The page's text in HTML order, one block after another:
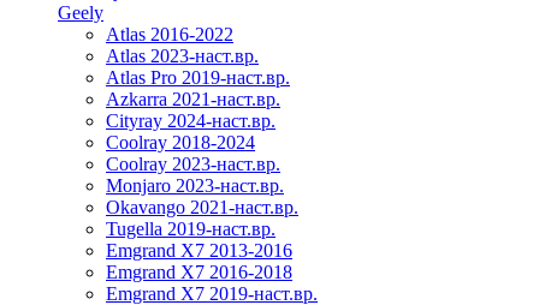
Geely
Atlas 2016-2022
Atlas 2023-наст.вр.
Atlas Pro 2019-наст.вр.
Azkarra 2021-наст.вр.
Cityray 2024-наст.вр.
Coolray 2018-2024
Coolray 2023-наст.вр.
Monjaro 2023-наст.вр.
Okavango 2021-наст.вр.
Tugella 2019-наст.вр.
Emgrand Х7 2013-2016
Emgrand X7 2016-2018
Emgrand X7 2019-наст.вр.